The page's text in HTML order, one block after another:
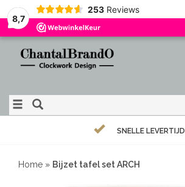
8,7
253 Reviews
SNELLE LEVERTIJD
Home » Bijzet tafel set ARCH